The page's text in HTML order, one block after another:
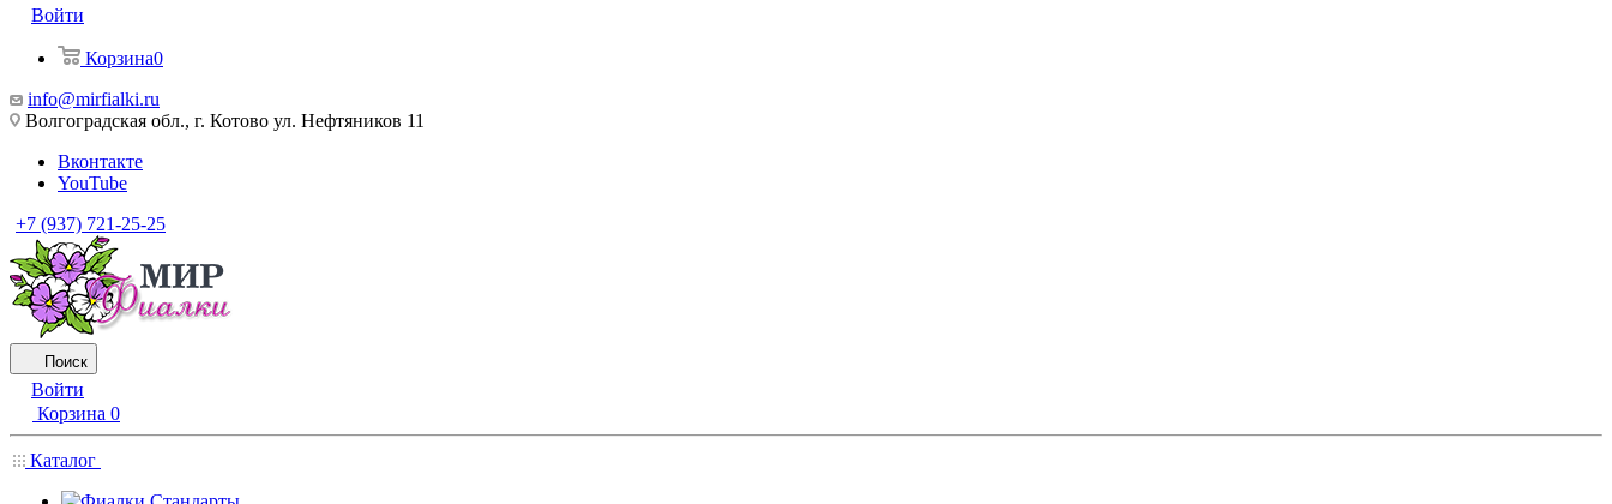
Войти
Корзина0
info@mirfialki.ru
Волгоградская обл., г. Котово ул. Нефтяников 11
Вконтакте
YouTube
+7 (937) 721-25-25
Поиск
Войти
Корзина 0
Каталог